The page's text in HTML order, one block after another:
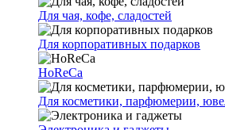
Для чая, кофе, сладостей
Для корпоративных подарков
HoReCa
Для косметики, парфюмерии,